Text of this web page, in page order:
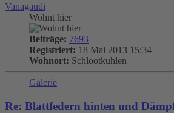
Vanagaudi
Wohnt hier
Beiträge: 7693
Registriert: 18 Mai 2013 15:34
Wohnort: Schlootkuhlen
Galerie
Re: Blattfedern hinten und